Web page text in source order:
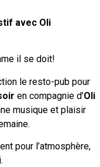
avec Oli
il se doit!
le resto-pub pour
en compagnie d’Oli
musique et plaisir
pour l’atmosphère,